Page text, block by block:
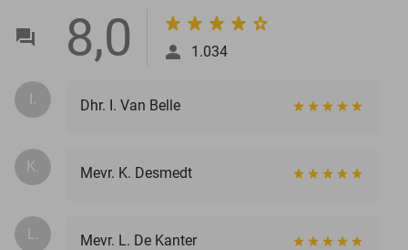
8,0 1.034
I. Dhr. I. Van Belle
K. Mevr. K. Desmedt
L. Mevr. L. De Kanter